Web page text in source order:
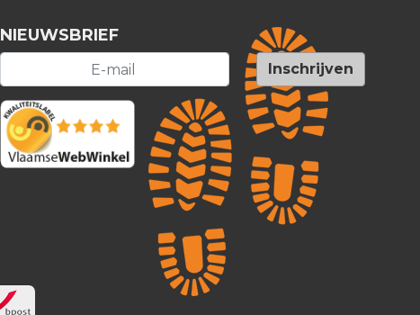
NIEUWSBRIEF